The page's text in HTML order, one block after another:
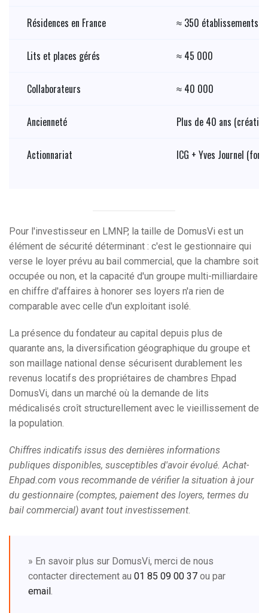
Résidences en France ≈ 350 établissements
Lits et places gérés ≈ 45 000
Collaborateurs ≈ 40 000
Ancienneté Plus de 40 ans
Actionnariat ICG + Yves Journel
Pour l'investisseur en LMNP, la taille de DomusVi est un
élément de sécurité déterminant : c'est le gestionnaire qui
verse le loyer prévu au bail commercial, que la chambre soit
occupée ou non, et la capacité d'un groupe multi-milliardaire
en chiffre d'affaires à honorer ses loyers n'a rien de
comparable avec celle d'un exploitant isolé.
La présence du fondateur au capital depuis plus de
quarante ans, la diversification géographique du groupe et
son maillage national dense sécurisent durablement les
revenus locatifs des propriétaires de chambres Ehpad
DomusVi, dans un marché où la demande de lits
médicalisés croît structurellement avec le vieillissement de
la population.
Chiffres indicatifs issus des dernières informations
publiques disponibles, susceptibles d'avoir évolué. Achat-
Ehpad.com vous recommande de vérifier la situation à jour
du gestionnaire (comptes, paiement des loyers, termes du
bail commercial) avant tout investissement.
» En savoir plus sur DomusVi, merci de nous
contacter directement au 01 85 09 00 37 ou par
email .